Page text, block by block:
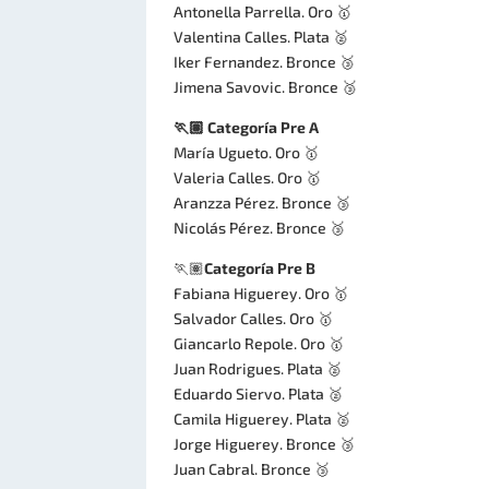
Antonella Parrella. Oro 🥇
Valentina Calles. Plata 🥈
Iker Fernandez. Bronce 🥉
Jimena Savovic. Bronce 🥉
🏃🏽 Categoría Pre A
María Ugueto. Oro 🥇
Valeria Calles. Oro 🥇
Aranzza Pérez. Bronce 🥉
Nicolás Pérez. Bronce 🥉
🏃🏽Categoría Pre B
Fabiana Higuerey. Oro 🥇
Salvador Calles. Oro 🥇
Giancarlo Repole. Oro 🥇
Juan Rodrigues. Plata 🥈
Eduardo Siervo. Plata 🥈
Camila Higuerey. Plata 🥈
Jorge Higuerey. Bronce 🥉
Juan Cabral. Bronce 🥉